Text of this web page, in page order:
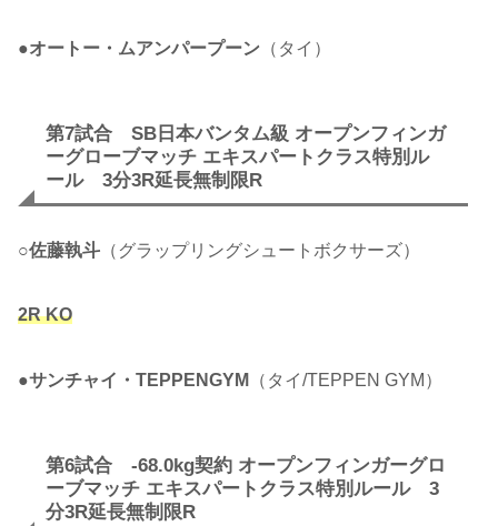
●オートー・ムアンパープーン （タイ）
第7試合 SB日本バンタム級 オープンフィンガ
ーグローブマッチ エキスパートクラス特別ル
ール 3分3R延長無制限R
○佐藤執斗 （グラップリングシュートボクサーズ）
2R KO
●サンチャイ・TEPPENGYM （タイ/TEPPEN GYM）
第6試合 -68.0kg契約 オープンフィンガーグロ
ーブマッチ エキスパートクラス特別ルール 3
分3R延長無制限R